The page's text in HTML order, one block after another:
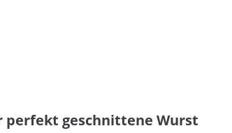
perfekt geschnittene Wurst